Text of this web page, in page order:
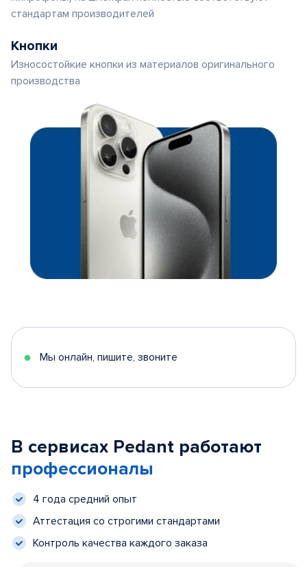
стандартам производителей
Кнопки
Износостойкие кнопки из материалов оригинального
производства
Мы онлайн, пишите, звоните
В сервисах Pedant работают
профессионалы
4 года средний опыт
Аттестация со строгими стандартами
Контроль качества каждого заказа